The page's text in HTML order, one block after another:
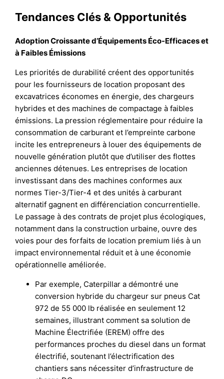
Tendances Clés & Opportunités
Adoption Croissante d’Équipements Éco-Efficaces et
à Faibles Émissions
Les priorités de durabilité créent des opportunités
pour les fournisseurs de location proposant des
excavatrices économes en énergie, des chargeurs
hybrides et des machines de compactage à faibles
émissions. La pression réglementaire pour réduire la
consommation de carburant et l’empreinte carbone
incite les entrepreneurs à louer des équipements de
nouvelle génération plutôt que d’utiliser des flottes
anciennes détenues. Les entreprises de location
investissant dans des machines conformes aux
normes Tier-3/Tier-4 et des unités à carburant
alternatif gagnent en différenciation concurrentielle.
Le passage à des contrats de projet plus écologiques,
notamment dans la construction urbaine, ouvre des
voies pour des forfaits de location premium liés à un
impact environnemental réduit et à une économie
opérationnelle améliorée.
Par exemple, Caterpillar a démontré une
conversion hybride du chargeur sur pneus Cat
972 de 55 000 lb réalisée en seulement 12
semaines, illustrant comment sa solution de
Machine Électrifiée (EREM) offre des
performances proches du diesel dans un format
électrifié, soutenant l’électrification des
chantiers sans nécessiter d’infrastructure de